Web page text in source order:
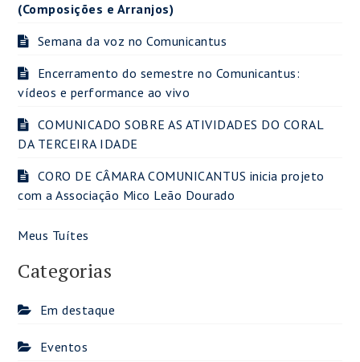
(Composições e Arranjos)
Semana da voz no Comunicantus
Encerramento do semestre no Comunicantus:
vídeos e performance ao vivo
COMUNICADO SOBRE AS ATIVIDADES DO CORAL
DA TERCEIRA IDADE
CORO DE CÂMARA COMUNICANTUS inicia projeto
com a Associação Mico Leão Dourado
Meus Tuítes
Categorias
Em destaque
Eventos